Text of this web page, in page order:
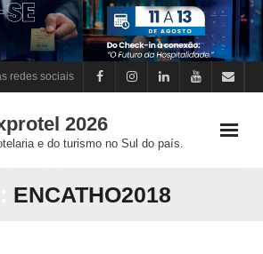
redes sociais
2026
e do turismo no Sul do país.
ENCATHO2018